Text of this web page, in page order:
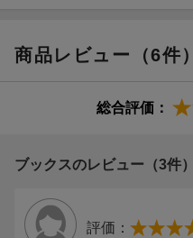
商品レビュー（6件）
総合評価：
ブックスのレビュー（3件）
評価：